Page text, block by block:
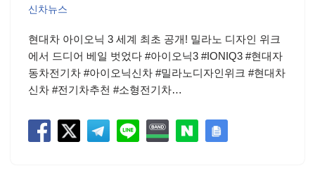
신차뉴스
현대차 아이오닉 3 세계 최초 공개! 밀라노 디자인 위크
에서 드디어 베일 벗었다 #아이오닉3 #IONIQ3 #현대자
동차전기차 #아이오닉신차 #밀라노디자인위크 #현대차
신차 #전기차추천 #소형전기차…